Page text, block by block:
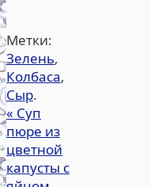
Метки:
Зелень,
Колбаса,
Сыр.
« Суп
пюре из
цветной
капусты с